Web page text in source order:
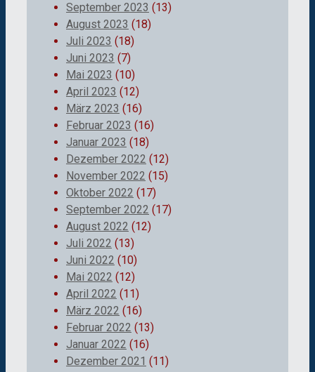
September 2023 (13)
August 2023 (18)
Juli 2023 (18)
Juni 2023 (7)
Mai 2023 (10)
April 2023 (12)
März 2023 (16)
Februar 2023 (16)
Januar 2023 (18)
Dezember 2022 (12)
November 2022 (15)
Oktober 2022 (17)
September 2022 (17)
August 2022 (12)
Juli 2022 (13)
Juni 2022 (10)
Mai 2022 (12)
April 2022 (11)
März 2022 (16)
Februar 2022 (13)
Januar 2022 (16)
Dezember 2021 (11)